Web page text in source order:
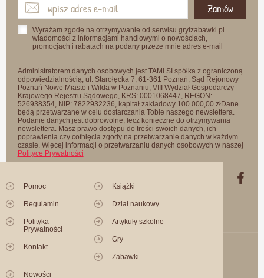
Zamów
Wyrażam zgodę na otrzymywanie od serwisu gryizabawki.pl
wiadomości z informacjami handlowymi o nowościach,
promocjach i rabatach na podany przeze mnie adres e-mail
Administratorem danych osobowych jest TAMI SI spółka z ograniczoną
odpowiedzialnością, ul. Starołęcka 7, 61-361 Poznań, Sąd Rejonowy
Poznań Nowe Miasto i Wilda w Poznaniu, VIII Wydział Gospodarczy
Krajowego Rejestru Sądowego, KRS: 0001068447, REGON:
526938354, NIP: 7822932236, kapitał zakładowy 100 000,00 złDane
będą przetwarzane w celu dostarczania Tobie naszego newslettera.
Podanie danych jest dobrowolne, lecz konieczne do otrzymywania
newslettera. Masz prawo dostępu do treści swoich danych, ich
poprawienia czy cofnięcia zgody na przetwarzanie danych w każdym
czasie. Więcej informacji o przetwarzaniu danych osobowych w naszej
Polityce Prywatności
Pomoc
Regulamin
Polityka
Prywatności
Kontakt
Książki
Dział naukowy
Artykuły szkolne
Gry
Zabawki
Nowości